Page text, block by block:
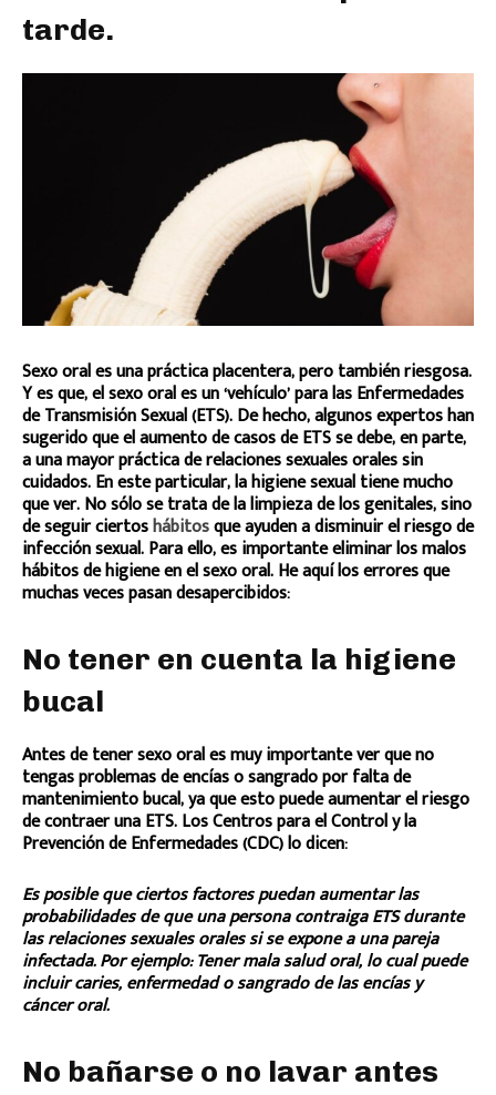
tarde.
Sexo oral es una práctica placentera, pero también riesgosa.
Y es que, el sexo oral es un ‘vehículo’ para las Enfermedades
de Transmisión Sexual (ETS). De hecho, algunos expertos han
sugerido que el aumento de casos de ETS se debe, en parte,
a una mayor práctica de relaciones sexuales orales sin
cuidados. En este particular, la higiene sexual tiene mucho
que ver. No sólo se trata de la limpieza de los genitales, sino
de seguir ciertoshábitosque ayuden a disminuir el riesgo de
infección sexual. Para ello, es importante eliminar los malos
hábitos de higiene en el sexo oral. He aquí los errores que
muchas veces pasan desapercibidos:
No tener en cuenta la higiene
bucal
Antes de tener sexo oral es muy importante ver que no
tengas problemas de encías o sangrado por falta de
mantenimiento bucal, ya que esto puede aumentar el riesgo
de contraer una ETS. Los Centros para el Control y la
Prevención de Enfermedades (CDC) lo dicen:
Es posible que ciertos factores puedan aumentar las
probabilidades de que una persona contraiga ETS durante
las relaciones sexuales orales si se expone a una pareja
infectada. Por ejemplo: Tener mala salud oral, lo cual puede
incluir caries, enfermedad o sangrado de las encías y
cáncer oral.
No bañarse o no lavar antes